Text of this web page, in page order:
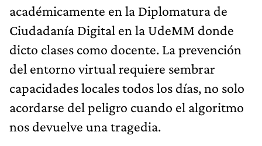
académicamente en la Diplomatura de
Ciudadanía Digital en la UdeMM donde
dicto clases como docente. La prevención
del entorno virtual requiere sembrar
capacidades locales todos los días, no solo
acordarse del peligro cuando el algoritmo
nos devuelve una tragedia.